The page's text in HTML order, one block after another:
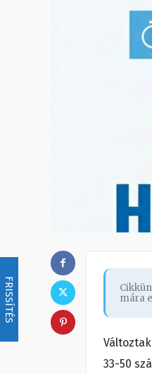
FRISSÍTÉS
mára
33-50